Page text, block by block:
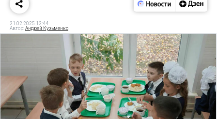
21.02.2025 12:44
Автор:Андрей Кузьменко